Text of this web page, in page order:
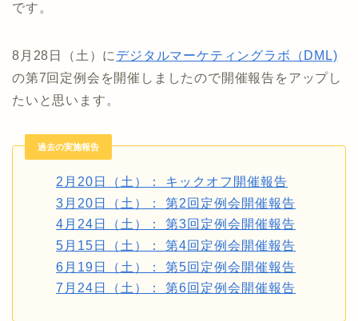
です。
8月28日（土）に デジタルマーケティングラボ（DML)
の第7回定例会を開催しましたので開催報告をアップし
たいと思います。
過去の実施報告
2月20日（土）： キックオフ開催報告
3月20日（土）： 第2回定例会開催報告
4月24日（土）： 第3回定例会開催報告
5月15日（土）： 第4回定例会開催報告
6月19日（土）： 第5回定例会開催報告
7月24日（土）： 第6回定例会開催報告